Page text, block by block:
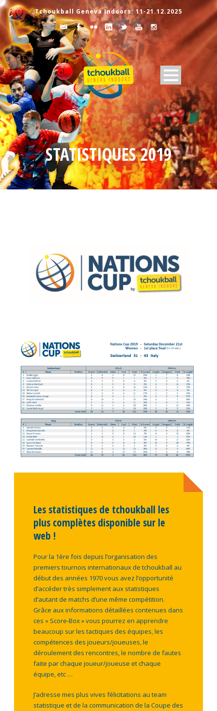
Tchoukball Geneva Indoors: 11-21.12.2025
STATISTIQUES 2019
Les statistiques de tchoukball les
plus complètes disponible sur le
web !
Pour la 1ère fois depuis l’organisation des
premiers tournois internationaux de tchoukball au
début des années 1970 vous avez l’opportunité
d’accéder très simplement aux statistiques
d’autant de matchs d’une même compétition.
Grâce aux informations détaillées contenues dans
ces « Score-Box » vous pourrez en apprendre
beaucoup sur les tactiques des équipes, les
compétences des joueurs/joueuses, le
déroulement des rencontres, le nombre de fautes
faite par chaque joueur/joueuse et chaque
équipe, etc …
J’adresse mes plus vives félicitations au team
statistique et de la communication de la Coupe des